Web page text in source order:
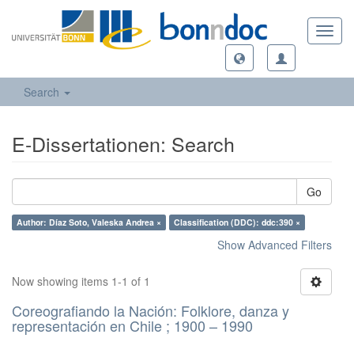
Search
E-Dissertationen: Search
Go
Author: Díaz Soto, Valeska Andrea × Classification (DDC): ddc:390 ×
Show Advanced Filters
Now showing items 1-1 of 1
Coreografiando la Nación: Folklore, danza y
representación en Chile ; 1900 – 1990